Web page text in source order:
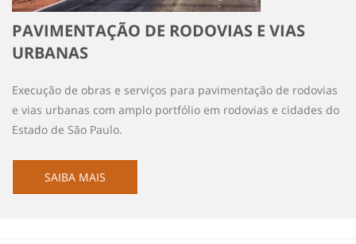
PAVIMENTAÇÃO DE RODOVIAS E VIAS
URBANAS
Execução de obras e serviços para pavimentação de rodovias
e vias urbanas com amplo portfólio em rodovias e cidades do
Estado de São Paulo.
SAIBA MAIS